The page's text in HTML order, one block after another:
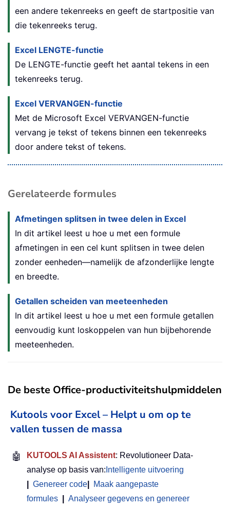
een andere tekenreeks en geeft de startpositie van
die tekenreeks terug.
Excel LENGTE-functie
De LENGTE-functie geeft het aantal tekens in een
tekenreeks terug.
Excel VERVANGEN-functie
Met de Microsoft Excel VERVANGEN-functie
vervang je tekst of tekens binnen een tekenreeks
door andere tekst of tekens.
Gerelateerde formules
Afmetingen splitsen in twee delen in Excel
In dit artikel leest u hoe u met een formule
afmetingen in een cel kunt splitsen in twee delen
zonder eenheden—namelijk de afzonderlijke lengte
en breedte.
Getallen scheiden van meeteenheden
In dit artikel leest u hoe u met een formule getallen
eenvoudig kunt loskoppelen van hun bijbehorende
meeteenheden.
De beste Office-productiviteitshulpmiddelen
Kutools voor Excel – Helpt u om op te
vallen tussen de massa
🤖 KUTOOLS AI Assistent: Revolutioneer Data-
analyse op basis van: Intelligente uitvoering
Genereer code
Maak aangepaste
formules
Analyseer gegevens en genereer